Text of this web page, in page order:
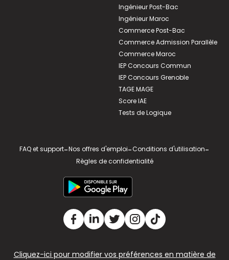
Ingénieur Post-Bac
Ingénieur Maroc
Commerce Post-Bac
Commerce Admission Parallèle
Commerce Maroc
IEP Concours Commun
IEP Concours Grenoble
TAGE MAGE
Score IAE
Tests de Logique
FAQ et support-Nos offres d'emploi-Conditions d'utilisation-
Règles de confidentialité
Cliquez-ici pour modifier vos préférences en matière de